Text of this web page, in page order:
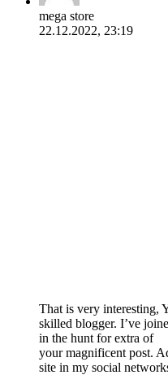
mega store
22.12.2022, 23:19
That is very interesting,
skilled blogger. I’ve
in the hunt for extra of
your magnificent post.
site in my social